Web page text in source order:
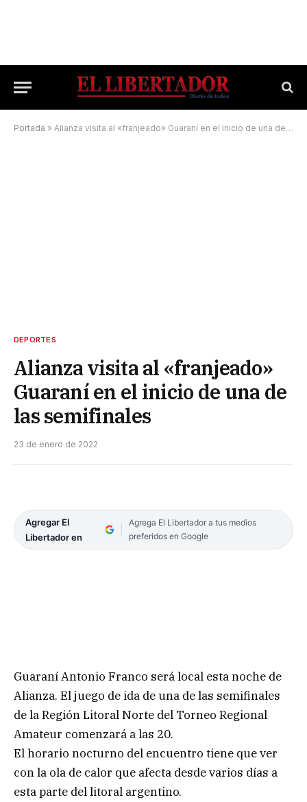
Portada » Alianza visita al «franjeado» Guaraní en el inicio de una de las semifinales
DEPORTES
Alianza visita al «franjeado»
Guaraní en el inicio de una de
las semifinales
23 de enero de 2022
Agregar El
Libertador en
Agrega El Libertador a tus medios
preferidos en Google
Guaraní Antonio Franco será local esta noche de
Alianza. El juego de ida de una de las semifinales
de la Región Litoral Norte del Torneo Regional
Amateur comenzará a las 20.
El horario nocturno del encuentro tiene que ver
con la ola de calor que afecta desde varios días a
esta parte del litoral argentino.